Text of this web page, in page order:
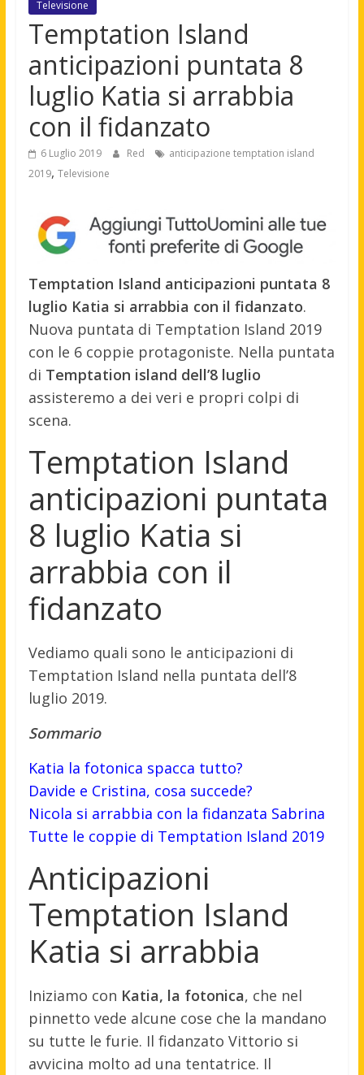
Televisione
Temptation Island
anticipazioni puntata 8
luglio Katia si arrabbia
con il fidanzato
6 Luglio 2019 Red
anticipazione temptation island
2019, Televisione
Temptation Island anticipazioni puntata 8
luglio Katia si arrabbia con il fidanzato.
Nuova puntata di Temptation Island 2019
con le 6 coppie protagoniste. Nella puntata
di Temptation island dell’8 luglio
assisteremo a dei veri e propri colpi di
scena.
Temptation Island
anticipazioni puntata
8 luglio Katia si
arrabbia con il
fidanzato
Vediamo quali sono le anticipazioni di
Temptation Island nella puntata dell’8
luglio 2019.
Sommario
Katia la fotonica spacca tutto?
Davide e Cristina, cosa succede?
Nicola si arrabbia con la fidanzata Sabrina
Tutte le coppie di Temptation Island 2019
Anticipazioni
Temptation Island
Katia si arrabbia
Iniziamo con Katia, la fotonica, che nel
pinnetto vede alcune cose che la mandano
su tutte le furie. Il fidanzato Vittorio si
avvicina molto ad una tentatrice. Il